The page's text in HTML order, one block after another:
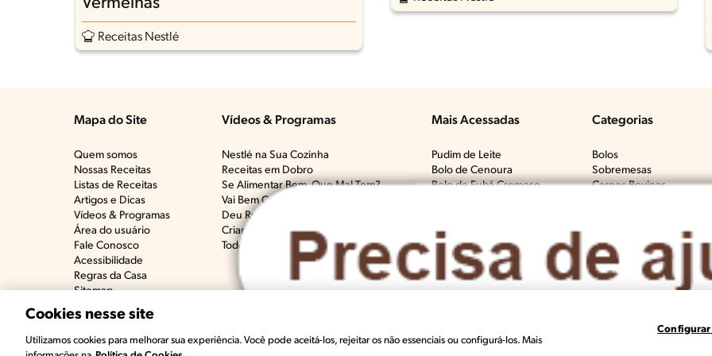
O que deseja fazer com essa Receita:
Vermelhas
Receitas Nestlé
Mapa do Site
Quem somos
Nossas Receitas
Listas de Receitas​
Artigos e Dicas​
Vídeos & Programas​
Área do usuário
Fale Conosco
Acessibilidade
Regras da Casa
Sitemap
Vídeos & Programas​
Nestlé na Sua Cozinha
Receitas em Dobro
Se Alimentar Bem, Que Mal Tem?​
Vai Bem Com Quê?​
Deu Ruim​
Crianças na Cozinha​
Todos os programas
Mais Acessadas
Pudim de Leite
Bolo de Cenoura
Bolo de Fubá Cremoso
Bolo de Laranja
Molho Branco
Brigadeiro
Categorias
Bolos
Sobremesas
Carnes Bovinas​
Peixes
Todas as Categorias
©2022, Nestlé. Marcas registradas por Societé des Produits Nestlé, S.A. Vevey (Suiza)
Cookies nesse site
Utilizamos cookies para melhorar sua experiência. Você pode aceitá-los, rejeitar os não essenciais ou configurá-los. Mais
Configurar